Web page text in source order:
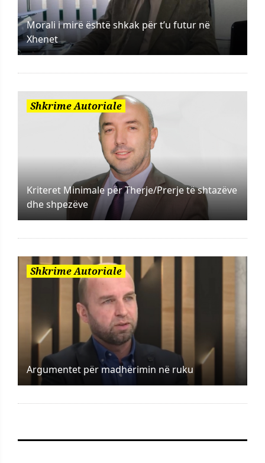
Morali i mirë është shkak për t’u futur në
Xhenet
Shkrime Autoriale
Kriteret Minimale për Therje/Prerje të shtazëve
dhe shpezëve
Shkrime Autoriale
Argumentet për madhërimin në ruku